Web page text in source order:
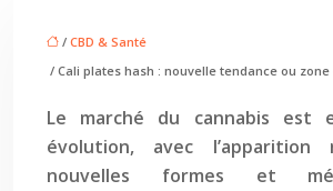
/ CBD & Santé
/ Cali plates hash : nouvelle tendance ou zone
Le marché du cannabis est
évolution, avec l’apparition
nouvelles formes et